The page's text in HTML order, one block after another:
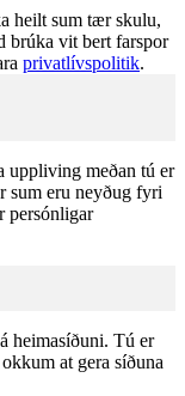
heilt sum tær skulu,
brúka vit bert farspor
privatlívspolitik.
uppliving meðan tú er
sum eru neyðug fyri
persónligar
heimasíðuni. Tú er
at gera síðuna